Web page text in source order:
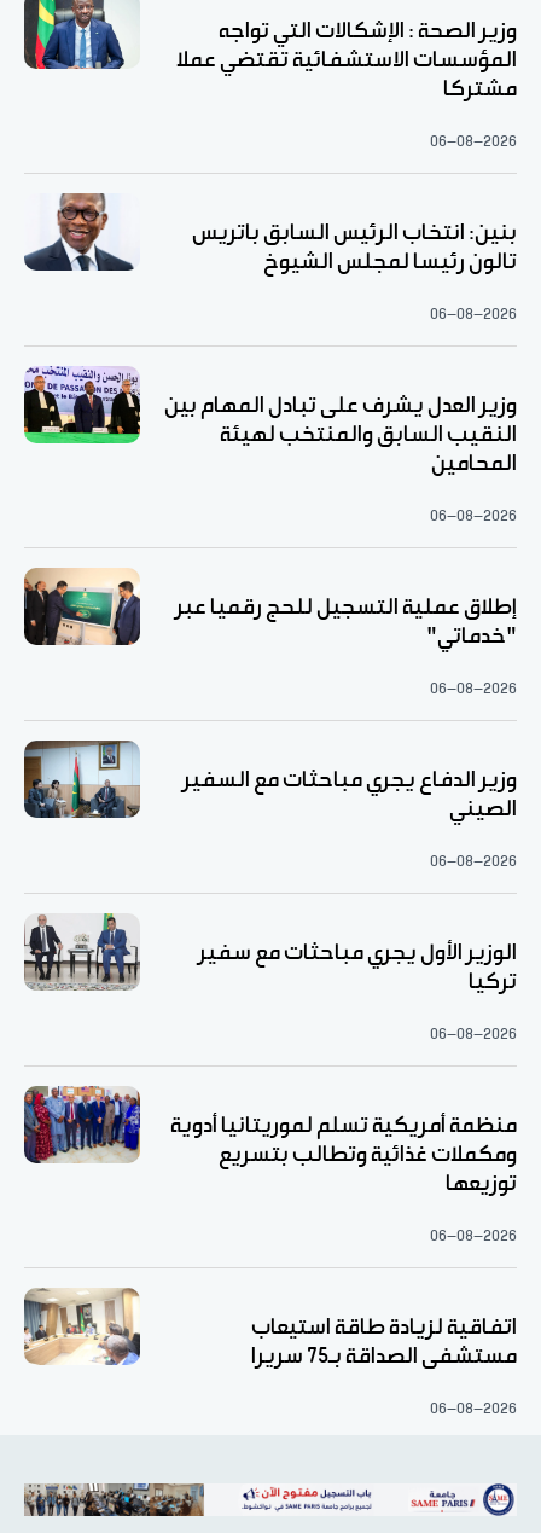
وزير الصحة : الإشكالات التي تواجه
المؤسسات الاستشفائية تقتضي عملا
مشتركا
06-08-2026
بنين: انتخاب الرئيس السابق باتريس
تالون رئيسا لمجلس الشيوخ
06-08-2026
وزير العدل يشرف على تبادل المهام بين
النقيب السابق والمنتخب لهيئة
المحامين
06-08-2026
إطلاق عملية التسجيل للحج رقميا عبر
"خدماتي"
06-08-2026
وزير الدفاع يجري مباحثات مع السفير
الصيني
06-08-2026
الوزير الأول يجري مباحثات مع سفير
تركيا
06-08-2026
منظمة أمريكية تسلم لموريتانيا أدوية
ومكملات غذائية وتطالب بتسريع
توزيعها
06-08-2026
اتفاقية لزيادة طاقة استيعاب
مستشفى الصداقة بـ75 سريرا
06-08-2026